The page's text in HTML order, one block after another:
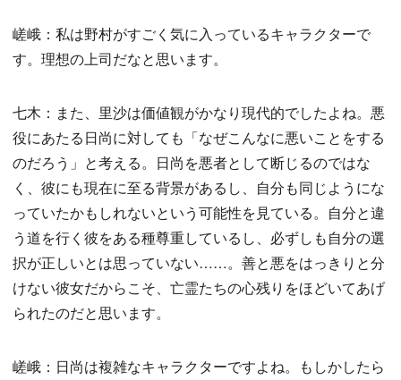
嵯峨：私は野村がすごく気に入っているキャラクターで
す。理想の上司だなと思います。
七木：また、里沙は価値観がかなり現代的でしたよね。悪
役にあたる日尚に対しても「なぜこんなに悪いことをする
のだろう」と考える。日尚を悪者として断じるのではな
く、彼にも現在に至る背景があるし、自分も同じようにな
っていたかもしれないという可能性を見ている。自分と違
う道を行く彼をある種尊重しているし、必ずしも自分の選
択が正しいとは思っていない……。善と悪をはっきりと分
けない彼女だからこそ、亡霊たちの心残りをほどいてあげ
られたのだと思います。
嵯峨：日尚は複雑なキャラクターですよね。もしかしたら